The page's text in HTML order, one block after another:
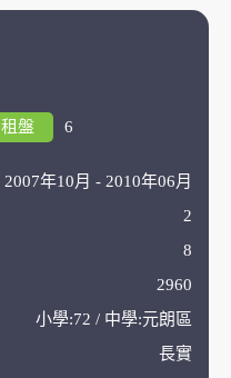
租盤 6
2007年10月 - 2010年06月
2
8
2960
小學:72 / 中學:元朗區
長實